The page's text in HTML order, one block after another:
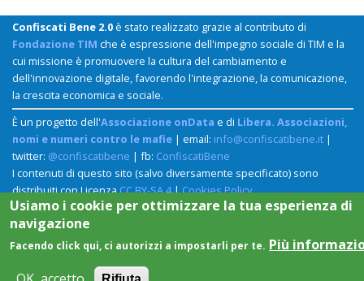
Confiscati Bene 2.0è stato realizzato grazie al contributo di
Fondazione TIM che è espressione dell'impegno sociale di TIM e la
cui missione è promuovere la cultura del cambiamento e
dell'innovazione digitale, favorendo l'integrazione, la comunicazione,
la crescita economica e sociale.
È un progetto dell'Associazione onData e di Libera. Associazioni,
nomi e numeri contro le mafie | email: info@confiscatibene.it |
twitter: @confiscatibene | fb: ConfiscatiBene
I contenuti di questo sito (salvo diversamente specificato) sono
distribuiti con LicenzaCC BY-SA 4|Cookies Policy
Usiamo i cookie per ottimizzare la tua esperienza di
navigazione
Facendo click qui, ci autorizzi a impostarli per te. Più